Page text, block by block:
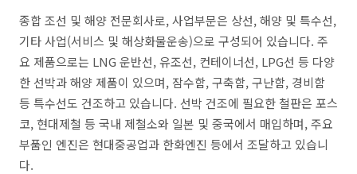
종합 조선 및 해양 전문회사로, 사업부문은 상선, 해양 및 특수선,
기타 사업(서비스 및 해상화물운송)으로 구성되어 있습니다. 주
요 제품으로는 LNG 운반선, 유조선, 컨테이너선, LPG선 등 다양
한 선박과 해양 제품이 있으며, 잠수함, 구축함, 구난함, 경비함
등 특수선도 건조하고 있습니다. 선박 건조에 필요한 철판은 포스
코, 현대제철 등 국내 제철소와 일본 및 중국에서 매입하며, 주요
부품인 엔진은 현대중공업과 한화엔진 등에서 조달하고 있습니
다.